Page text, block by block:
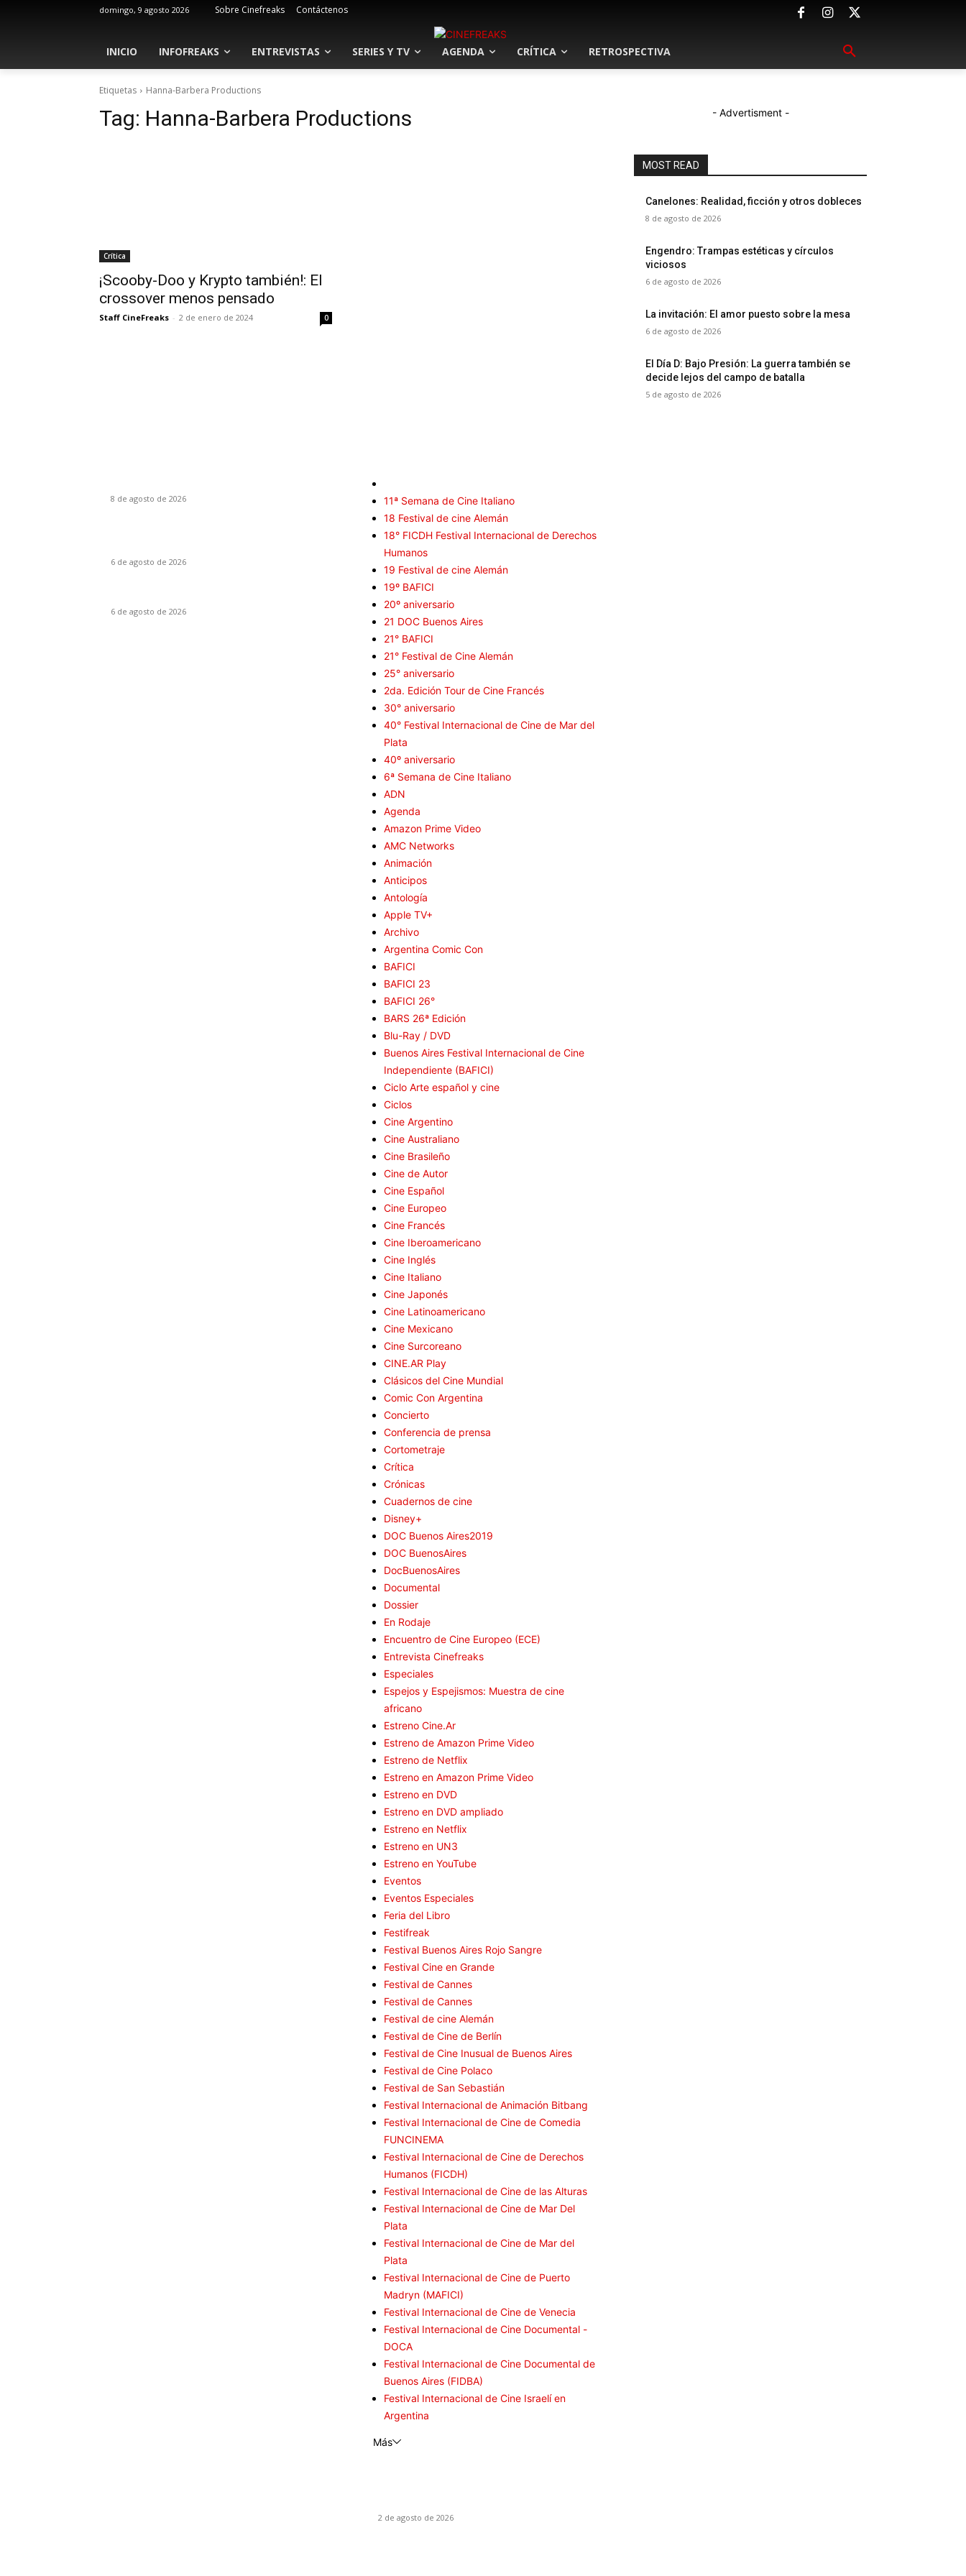
domingo, 9 agosto 2026 Sobre Cinefreaks Contáctenos
INICIO INFOFREAKS ENTREVISTAS SERIES Y TV AGENDA CRÍTICA RETROSPECTIVA
Etiquetas Hanna-Barbera Productions
Tag: Hanna-Barbera Productions
Crítica
¡Scooby-Doo y Krypto también!: El
crossover menos pensado
Staff CineFreaks - 2 de enero de 2024 0
- Advertisment -
MOST READ
Canelones: Realidad, ficción y otros dobleces
8 de agosto de 2026
Engendro: Trampas estéticas y círculos
viciosos
6 de agosto de 2026
La invitación: El amor puesto sobre la mesa
6 de agosto de 2026
El Día D: Bajo Presión: La guerra también se
decide lejos del campo de batalla
5 de agosto de 2026
8 de agosto de 2026
6 de agosto de 2026
6 de agosto de 2026
11ª Semana de Cine Italiano
18 Festival de cine Alemán
18° FICDH Festival Internacional de Derechos
Humanos
19 Festival de cine Alemán
19º BAFICI
20º aniversario
21 DOC Buenos Aires
21° BAFICI
21° Festival de Cine Alemán
25° aniversario
2da. Edición Tour de Cine Francés
30° aniversario
40° Festival Internacional de Cine de Mar del
Plata
40º aniversario
6ª Semana de Cine Italiano
ADN
Agenda
Amazon Prime Video
AMC Networks
Animación
Anticipos
Antología
Apple TV+
Archivo
Argentina Comic Con
BAFICI
BAFICI 23
BAFICI 26°
BARS 26ª Edición
Blu-Ray / DVD
Buenos Aires Festival Internacional de Cine
Independiente (BAFICI)
Ciclo Arte español y cine
Ciclos
Cine Argentino
Cine Australiano
Cine Brasileño
Cine de Autor
Cine Español
Cine Europeo
Cine Francés
Cine Iberoamericano
Cine Inglés
Cine Italiano
Cine Japonés
Cine Latinoamericano
Cine Mexicano
Cine Surcoreano
CINE.AR Play
Clásicos del Cine Mundial
Comic Con Argentina
Concierto
Conferencia de prensa
Cortometraje
Crítica
Crónicas
Cuadernos de cine
Disney+
DOC Buenos Aires2019
DOC BuenosAires
DocBuenosAires
Documental
Dossier
En Rodaje
Encuentro de Cine Europeo (ECE)
Entrevista Cinefreaks
Especiales
Espejos y Espejismos: Muestra de cine
africano
Estreno Cine.Ar
Estreno de Amazon Prime Video
Estreno de Netflix
Estreno en Amazon Prime Video
Estreno en DVD
Estreno en DVD ampliado
Estreno en Netflix
Estreno en UN3
Estreno en YouTube
Eventos
Eventos Especiales
Feria del Libro
Festifreak
Festival Buenos Aires Rojo Sangre
Festival Cine en Grande
Festival de Cannes
Festival de Cannes
Festival de cine Alemán
Festival de Cine de Berlín
Festival de Cine Inusual de Buenos Aires
Festival de Cine Polaco
Festival de San Sebastián
Festival Internacional de Animación Bitbang
Festival Internacional de Cine de Comedia
FUNCINEMA
Festival Internacional de Cine de Derechos
Humanos (FICDH)
Festival Internacional de Cine de las Alturas
Festival Internacional de Cine de Mar Del
Plata
Festival Internacional de Cine de Mar del
Plata
Festival Internacional de Cine de Puerto
Madryn (MAFICI)
Festival Internacional de Cine de Venecia
Festival Internacional de Cine Documental -
DOCA
Festival Internacional de Cine Documental de
Buenos Aires (FIDBA)
Festival Internacional de Cine Israelí en
Argentina
Más
2 de agosto de 2026